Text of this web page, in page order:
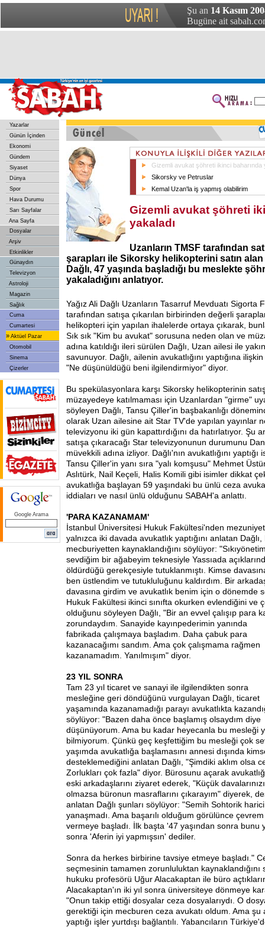
Şu an 14 Kasım
Bugüne ait
Yazarlar
Günün İçinden
Ekonomi
Gündem
Siyaset
Dünya
Spor
Hava Durumu
Sarı Sayfalar
Ana Sayfa
Dosyalar
Arşiv
Etkinlikler
Günaydın
Televizyon
Astroloji
Magazin
Sağlık
Cuma
Cumartesi
» Aktüel Pazar
Otomobil
Sinema
Çizerler
Google Arama
Gizemli avukat şöhreti ikinci baharında
Sikorsky ve Petruslar
Kemal Uzan'la iş yapmış olabilirim
Gizemli avukat şöhreti
yakaladı
Uzanların TMSF tarafından
şarapları ile Sikorsky helikopterini satın alan
Dağlı, 47 yaşında başladığı bu meslekte
yakaladığını anlatıyor.
Yağız Ali Dağlı Uzanların Tasarruf Mevduatı Sigorta
tarafından satışa çıkarılan birbirinden değerli
helikopteri için yapılan ihalelerde ortaya çıkarak,
Sık sık "Kim bu avukat" sorusuna neden olan ve
adına katıldığı ileri sürülen Dağlı, Uzan ailesi ile
savunuyor. Dağlı, ailenin avukatlığını yaptığına
"Ne düşünüldüğü beni ilgilendirmiyor" diyor.
Bu spekülasyonlara karşı Sikorsky helikopterinin
müzayedeye katılmaması için Uzanlardan "girme"
söyleyen Dağlı, Tansu Çiller'in başbakanlığı
olarak Uzan ailesine ait Star TV'de yapılan yayınlar
televizyonu iki gün kapattırdığını da hatırlatıyor. Şu
satışa çıkaracağı Star televizyonunun durumunu
müvekkili adına izliyor. Dağlı'nın avukatlığını yaptığı
Tansu Çiller'in yanı sıra "yalı komşusu" Mehmet
Aslıtürk, Nail Keçeli, Halis Komili gibi isimler dikkat
avukatlığa başlayan 59 yaşındaki bu ünlü ceza
iddiaları ve nasıl ünlü olduğunu SABAH'a anlattı.
'PARA KAZANAMAM'
İstanbul Üniversitesi Hukuk Fakültesi'nden
yalnızca iki davada avukatlık yaptığını anlatan
mecburiyetten kaynaklandığını söylüyor:
sevdiğim bir ağabeyim teknesiyle Yassıada
öldürdüğü gerekçesiyle tutuklanmıştı. Kimse
ben üstlendim ve tutukluluğunu kaldırdım. Bir
davasına girdim ve avukatlık benim için o dönemde
Hukuk Fakültesi ikinci sınıfta okurken evlendiğini ve
olduğunu söyleyen Dağlı, "Bir an evvel çalışıp para
zorundaydım. Sanayide kayınpederimin yanında
fabrikada çalışmaya başladım. Daha çabuk para
kazanacağımı sandım. Ama çok çalışmama rağmen
kazanamadım. Yanılmışım" diyor.
23 YIL SONRA
Tam 23 yıl ticaret ve sanayi ile ilgilendikten sonra
mesleğine geri döndüğünü vurgulayan Dağlı, ticaret
yaşamında kazanamadığı parayı avukatlıkta
söylüyor: "Bazen daha önce başlamış olsaydım diye
düşünüyorum. Ama bu kadar heyecanla bu mesleği
bilmiyorum. Çünkü geç keşfettiğim bu mesleği çok
yaşımda avukatlığa başlamasını annesi dışında
desteklemediğini anlatan Dağlı, "Şimdiki aklım olsa
Zorlukları çok fazla" diyor. Bürosunu açarak
eski arkadaşlarını ziyaret ederek, "Küçük
olmazsa büronun masraflarını çıkarayım" diyerek,
anlatan Dağlı şunları söylüyor: "Semih Sohtorik
yanaşmadı. Ama başarılı olduğum görülünce
vermeye başladı. İlk başta '47 yaşından sonra bunu
sonra 'Aferin iyi yapmışsın' dediler.
Sonra da herkes birbirine tavsiye etmeye başladı."
seçmesinin tamamen zorunluluktan kaynaklandığını
hukuku profesörü Uğur Alacakaptan ile büro
Alacakaptan'ın iki yıl sonra üniversiteye dönmeye
"Onun takip ettiği dosyalar ceza dosyalarıydı. O
gerektiği için mecburen ceza avukatı oldum. Ama şu
yaptığı işler yurtdışı bağlantılı. Yabancıların